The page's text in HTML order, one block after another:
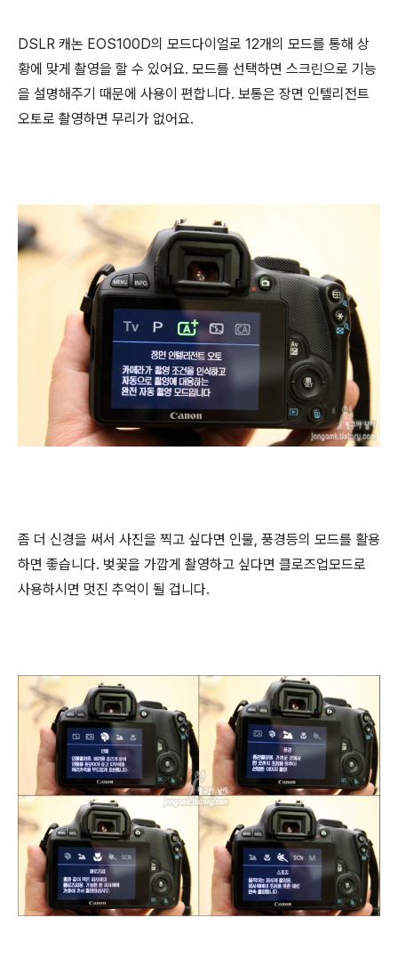
DSLR 캐논 EOS100D의 모드다이얼로 12개의 모드를 통해 상
황에 맞게 촬영을 할 수 있어요. 모드를 선택하면 스크린으로 기능
을 설명해주기 때문에 사용이 편합니다. 보통은 장면 인텔리전트
오토로 촬영하면 무리가 없어요.
좀 더 신경을 써서 사진을 찍고 싶다면 인물, 풍경등의 모드를 활용
하면 좋습니다. 벚꽃을 가깝게 촬영하고 싶다면 클로즈업모드로
사용하시면 멋진 추억이 될 겁니다.